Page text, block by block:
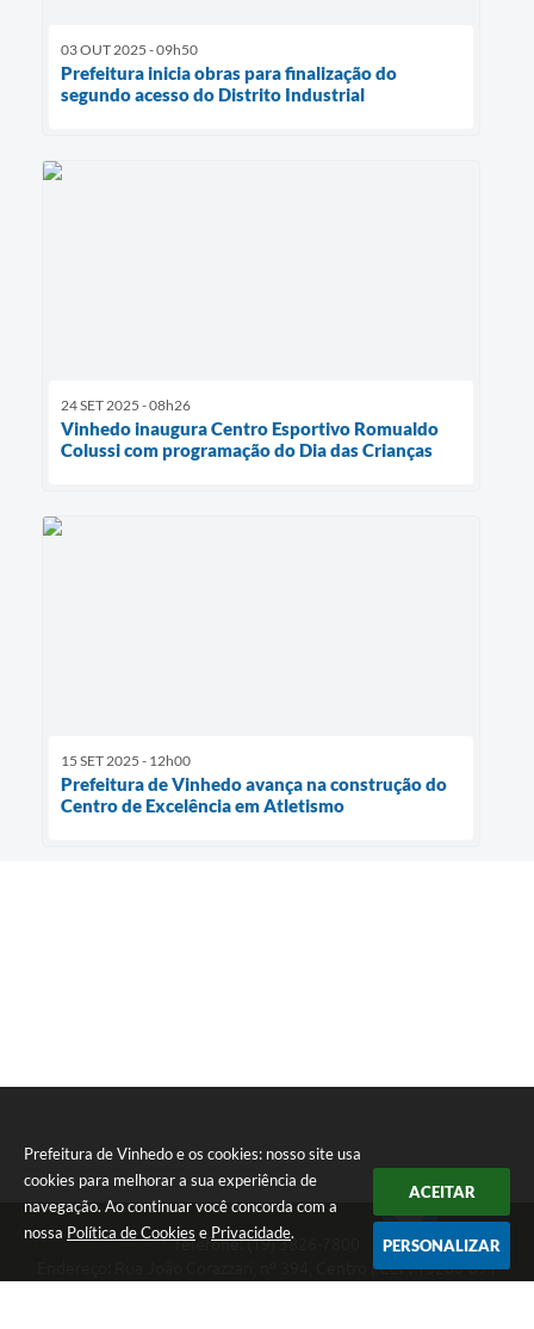
Prefeitura de Vinhedo e os cookies: nosso site usa
cookies para melhorar a sua experiência de
navegação. Ao continuar você concorda com a
nossa Política de Cookies e Privacidade.
ACEITAR
PERSONALIZAR
03 OUT 2025 - 09h50
Prefeitura inicia obras para finalização do
segundo acesso do Distrito Industrial
24 SET 2025 - 08h26
Vinhedo inaugura Centro Esportivo Romualdo
Colussi com programação do Dia das Crianças
15 SET 2025 - 12h00
Prefeitura de Vinhedo avança na construção do
Centro de Excelência em Atletismo
Telefone: (19) 3826-7800
Endereço: Rua João Corazzari, nº 394, Centro | CEP: 13280-091